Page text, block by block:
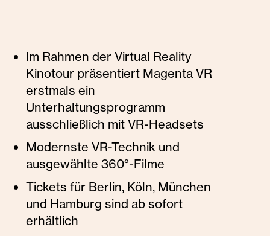
Im Rahmen der Virtual Reality
Kinotour präsentiert Magenta VR
erstmals ein
Unterhaltungsprogramm
ausschließlich mit VR-Headsets
Modernste VR-Technik und
ausgewählte 360°-Filme
Tickets für Berlin, Köln, München
und Hamburg sind ab sofort
erhältlich